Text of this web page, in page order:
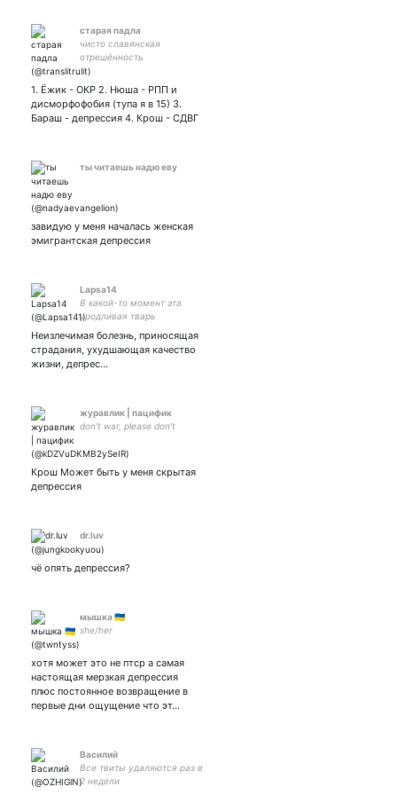
старая падла
чисто славянская
отрешённость
1. Ёжик - ОКР 2. Нюша - РПП и
дисморфофобия (тупа я в 15) 3.
Бараш - депрессия 4. Крош - СДВГ
ты читаешь надю еву
завидую у меня началась женская
эмигрантская депрессия
Lapsa14
В какой-то момент эта
уродливая тварь
благословенным зверем,
что имеет право
представлять небо, солнце
Неизлечимая болезнь, приносящая
страдания, ухудшающая качество
жизни, депрес…
журавлик | пацифик
don't war, please don't
Крош Может быть у меня скрытая
депрессия
dr.luv
чё опять депрессия?
мышка 🇺🇦
she/her
хотя может это не птср а самая
настоящая мерзкая депрессия
плюс постоянное возвращение в
первые дни ощущение что эт…
Василий
Все твиты удаляются раз в
2 недели